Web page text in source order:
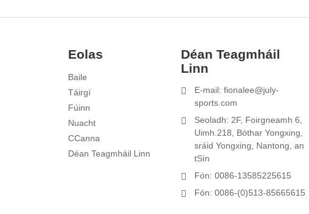
Eolas
Baile
Táirgí
Fúinn
Nuacht
CCanna
Déan Teagmháil Linn
Déan Teagmháil
Linn
E-mail: fionalee@july-
sports.com
Seoladh: 2F, Foirgneamh 6,
Uimh.218, Bóthar Yongxing,
sráid Yongxing, Nantong, an
tSín
Fón: 0086-13585225615
Fón: 0086-(0)513-85665615